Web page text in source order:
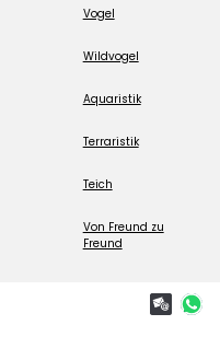
Vogel
Wildvogel
Aquaristik
Terraristik
Teich
Von Freund zu
Freund